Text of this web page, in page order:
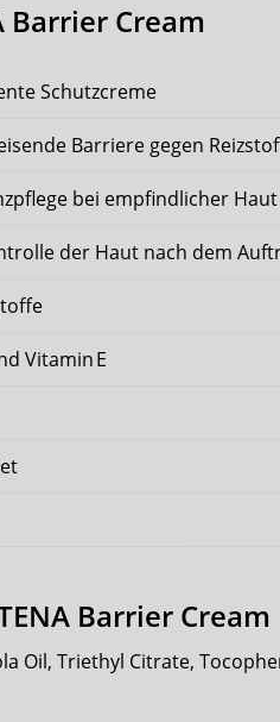
Barrier Cream
Schutzcreme
Barriere gegen
bei empfindlicher Haut
der Haut nach dem
Vitamin E
Barrier Cream
Oil, Triethyl Citrate,